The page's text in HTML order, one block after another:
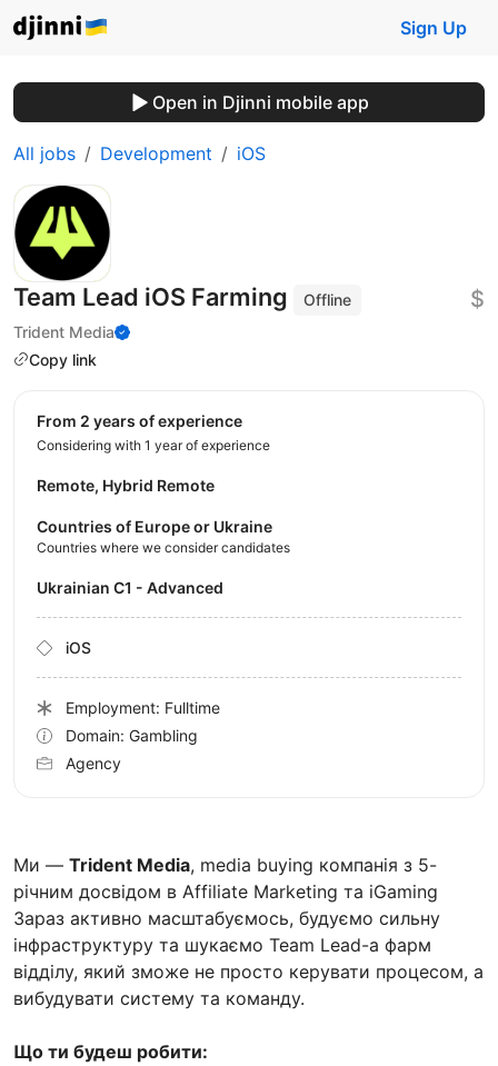
Sign Up
Open in Djinni mobile app
All jobs Development iOS
Team Lead iOS Farming
Offline
Trident Media
Copy link
$
Ми — Trident Media, media buying компанія з 5-
річним досвідом в Affiliate Marketing та iGaming
Зараз активно масштабуємось, будуємо сильну
інфраструктуру та шукаємо Team Lead-а фарм
відділу, який зможе не просто керувати процесом, а
вибудувати систему та команду.
Що ти будеш робити:
from 2 years of experience
Considering with 1 year of experience
Remote, Hybrid Remote
Countries of Europe or Ukraine
Countries where we consider candidates
Ukrainian C1 - Advanced
iOS
Employment: Fulltime
Domain: Gambling
Agency